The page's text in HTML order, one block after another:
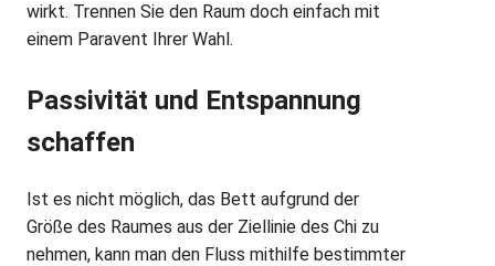
wirkt. Trennen Sie den Raum doch einfach mit
einem Paravent Ihrer Wahl.
Passivität und Entspannung
schaffen
Ist es nicht möglich, das Bett aufgrund der
Größe des Raumes aus der Ziellinie des Chi zu
nehmen, kann man den Fluss mithilfe bestimmter